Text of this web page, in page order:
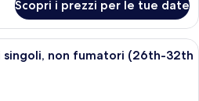
Scopri i prezzi per le tue date
Una camera d'hotel con due letti, un
singoli, non fumatori (26th-32th